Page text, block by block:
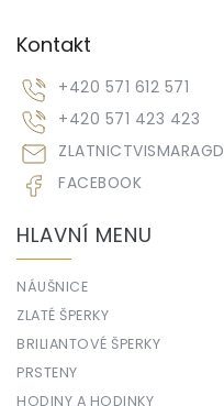
Kontakt
ZLATNICTVISMARAGD
+420 571 612 571
+420 571 423 423
FACEBOOK
HLAVNÍ MENU
NÁUŠNICE
ZLATÉ ŠPERKY
BRILIANTOVÉ ŠPERKY
PRSTENY
HODINY A HODINKY